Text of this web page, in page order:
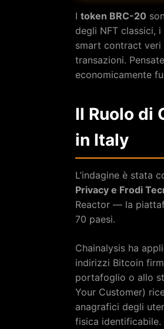
I token BRC-20
degli NFT classici,
smart contract
transazioni.
economicamente
Il Ruolo di
in Italy
L’indagine è stata
Privacy e Frodi
Reactor — la
70 paesi.
Chainalysis ha
indirizzi Bitcoin
portafoglio o allo
Your Customer)
anagrafici degli
fisica identificabile.